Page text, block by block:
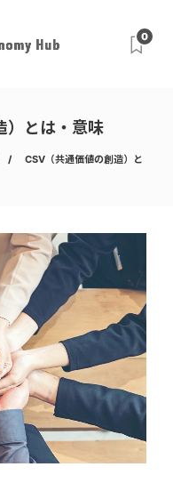
0
）とは・意味
CSV（共通価値の創造）と